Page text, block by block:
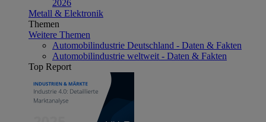
2026
Metall & Elektronik
Themen
Weitere Themen
Automobilindustrie Deutschland - Daten & Fakten
Automobilindustrie weltweit - Daten & Fakten
Top Report